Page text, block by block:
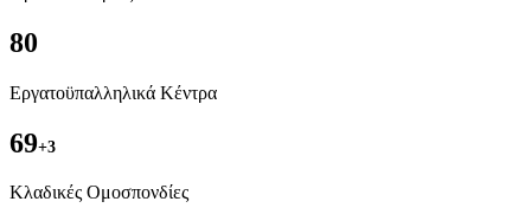
80
Εργατοϋπαλληλικά Κέντρα
69+3
Kλαδικές Ομοσπονδίες